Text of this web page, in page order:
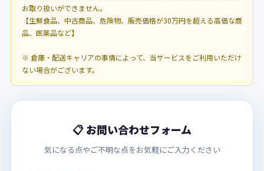
お取り扱いができません。
【生鮮食品、中古商品、危険物、販売価格が30万円を超える高価な商
品、医薬品など】
※ 倉庫・配送キャリアの事情によって、当サービスをご利用いただけ
ない場合がございます。
📋 お問い合わせフォーム
気になる点やご不明な点をお気軽にご入力ください